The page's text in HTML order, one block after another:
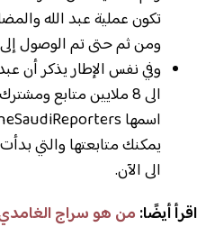
تكون عملية عبد الله
ومن ثم حتى تم الوصول
وفي نفس الإطار يذكر أن
الى 8 ملايين متابع
الى الآن.
اقرأ أيضًا: من هو سراج الغامدي